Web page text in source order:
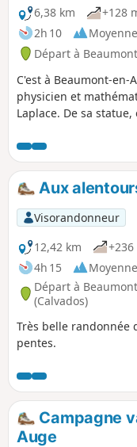
6,38 km
+128
2h 10
Moyenne
Départ à
C'est à Beaumont-
physicien et
Laplace. De sa
Aux
Visorandonneur
12,42 km
+236
4h 15
Moyenne
Départ à
(Calvados)
Très belle randonnée
pentes.
Campagne
Auge